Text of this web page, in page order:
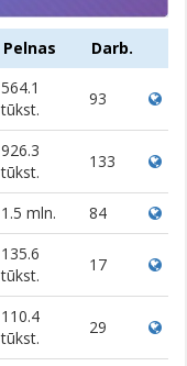
Pelnas Darb.
564.1
tūkst.
93
926.3
tūkst.
133
1.5 mln. 84
135.6
tūkst.
17
110.4
tūkst.
29